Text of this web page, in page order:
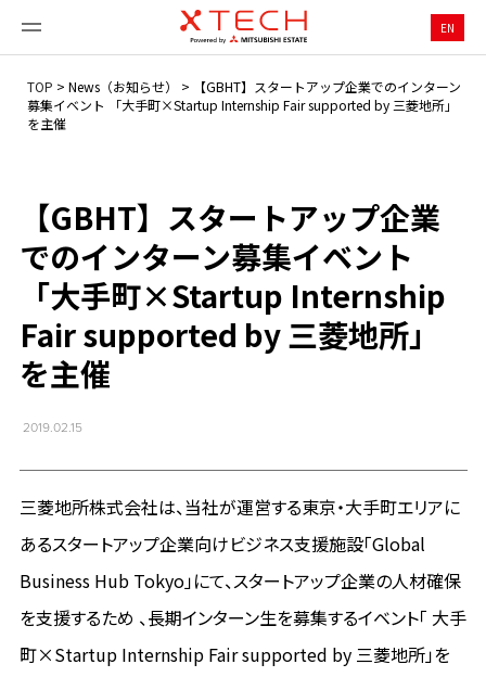
EN
TOP > News（お知らせ） >
【GBHT】スタートアップ企業でのインターン
募集イベント 「大手町×Startup Internship Fair supported by 三菱地所」
を主催
【GBHT】スタートアップ企業
でのインターン募集イベント
「大手町×Startup Internship
Fair supported by 三菱地所」
を主催
2019.02.15
三菱地所株式会社は、当社が運営する東京・大手町エリアに
あるスタートアップ企業向けビジネス支援施設「Global
Business Hub Tokyo」にて、スタートアップ企業の人材確保
を支援するため 、長期インターン生を募集するイベント「 大手
町×Startup Internship Fair supported by 三菱地所」を